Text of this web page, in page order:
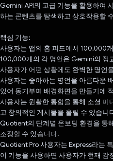
Gemini API의 고급 기능을 활용하여
하는 콘텐츠를 탐색하고 상호작용할
핵심 기능:
사용자는 앱의 홈 피드에서 100,000
100,000개의 각 명언은 Gemini의 정
사용자가 어떤 상황에도 완벽한 명언
사용자는 좋아하는 명언을 아름다운
있어 동기부여 배경화면을 만들기에
사용자는 원활한 통합을 통해 소셜 미
고 창의적인 게시물을 올릴 수 있습니
Quotient의 단계별 온보딩 환경을 통
조정할 수 있습니다.
Quotient Pro 사용자는 Express라는
이 기능을 사용하면 사용자가 현재 감